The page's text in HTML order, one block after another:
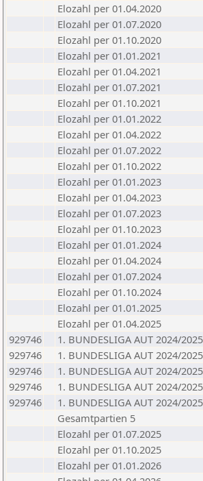
Elozahl per 01.04.2020
Elozahl per 01.07.2020
Elozahl per 01.10.2020
Elozahl per 01.01.2021
Elozahl per 01.04.2021
Elozahl per 01.07.2021
Elozahl per 01.10.2021
Elozahl per 01.01.2022
Elozahl per 01.04.2022
Elozahl per 01.07.2022
Elozahl per 01.10.2022
Elozahl per 01.01.2023
Elozahl per 01.04.2023
Elozahl per 01.07.2023
Elozahl per 01.10.2023
Elozahl per 01.01.2024
Elozahl per 01.04.2024
Elozahl per 01.07.2024
Elozahl per 01.10.2024
Elozahl per 01.01.2025
Elozahl per 01.04.2025
929746
1. BUNDESLIGA AUT 2024/2025
929746
1. BUNDESLIGA AUT 2024/2025
929746
1. BUNDESLIGA AUT 2024/2025
929746
1. BUNDESLIGA AUT 2024/2025
929746
1. BUNDESLIGA AUT 2024/2025
Gesamtpartien 5
Elozahl per 01.07.2025
Elozahl per 01.10.2025
Elozahl per 01.01.2026